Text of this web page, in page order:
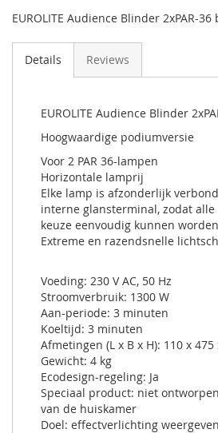
EUROLITE Audience Blinder 2xPAR-36
Details Reviews
EUROLITE Audience Blinder
Hoogwaardige podiumversie
Voor 2 PAR 36-lampen
Horizontale lamprij
Elke lamp is afzonderlijk
interne glansterminal, zodat
keuze eenvoudig kunnen
Extreme en razendsnelle
Voeding: 230 V AC, 50 Hz
Stroomverbruik: 1300 W
Aan-periode: 3 minuten
Koeltijd: 3 minuten
Afmetingen (L x B x H): 110 x 475
Gewicht: 4 kg
Ecodesign-regeling: Ja
Speciaal product: niet
van de huiskamer
Doel: effectverlichting weergeven